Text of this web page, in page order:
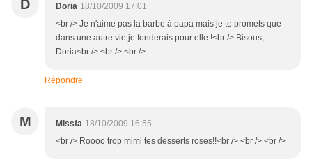
D Doria 18/10/2009 17:01
<br /> Je n'aime pas la barbe à papa mais je te promets que
dans une autre vie je fonderais pour elle !<br /> Bisous,
Doria<br /> <br /> <br />
Répondre
M Missfa 18/10/2009 16:55
<br /> Roooo trop mimi tes desserts roses!!<br /> <br /> <br />